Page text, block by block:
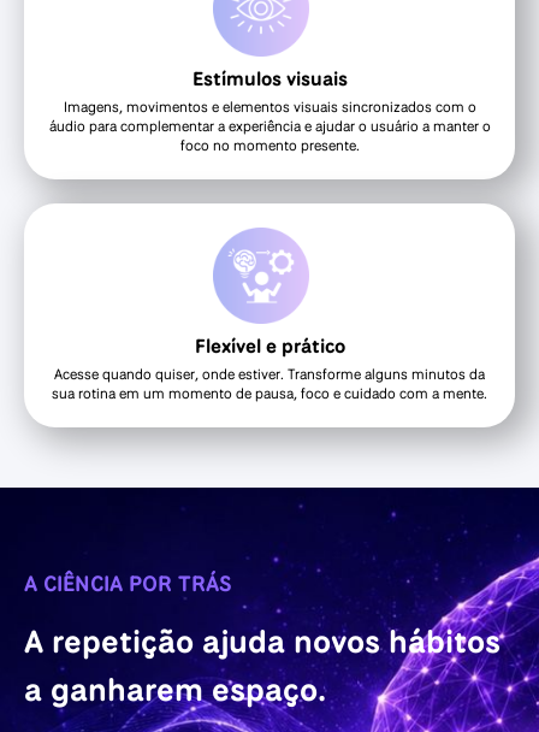
Estímulos visuais
Imagens, movimentos e elementos visuais sincronizados com o
áudio para complementar a experiência e ajudar o usuário a manter o
foco no momento presente.
Flexível e prático
Acesse quando quiser, onde estiver. Transforme alguns minutos da
sua rotina em um momento de pausa, foco e cuidado com a mente.
A CIÊNCIA POR TRÁS
A repetição ajuda novos hábitos
a ganharem espaço.